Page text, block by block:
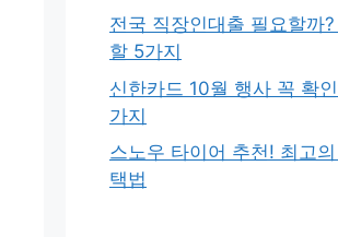
전국 직장인대출 필요할까
할 5가지
신한카드 10월 행사 꼭 확
가지
스노우 타이어 추천! 최고
택법